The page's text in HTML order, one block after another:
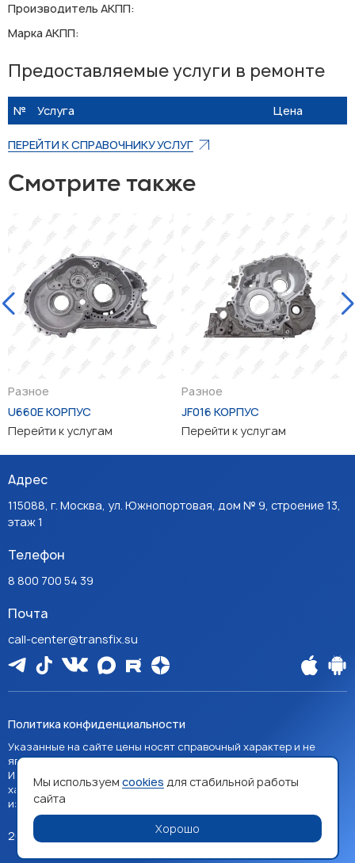
Производитель АКПП:
Марка АКПП:
Предоставляемые услуги в ремонте
№ Услуга Цена
ПЕРЕЙТИ К СПРАВОЧНИКУ УСЛУГ
Смотрите также
Разное
U660E КОРПУС
Перейти к услугам
Разное
JF016 КОРПУС
Перейти к услугам
Адрес
115088, г. Москва, ул. Южнопортовая, дом № 9, строение 13,
этаж 1
Телефон
8 800 700 54 39
Почта
call-center@transfix.su
Политика конфиденциальности
Указанные на сайте цены носят справочный характер и не
являются публичной офертой, если явно не указано иное.
Изображения товаров на сайте носят справочный
характер и могут отличаться от фактических
изображений.
2026 TRANSFIX. Все права защищены
Мы используем cookies для стабильной работы
сайта
Хорошо